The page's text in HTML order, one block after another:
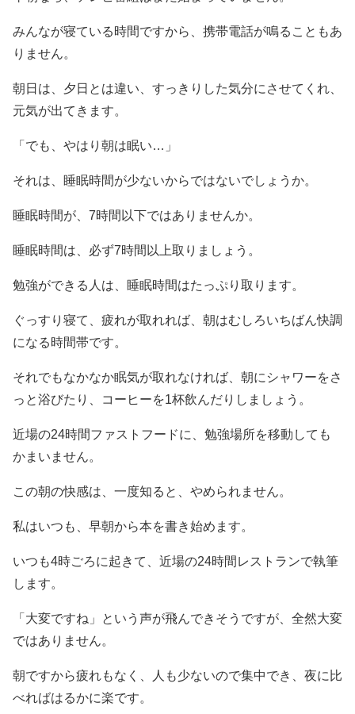
みんなが寝ている時間ですから、携帯電話が鳴ることもあ
りません。
朝日は、夕日とは違い、すっきりした気分にさせてくれ、
元気が出てきます。
「でも、やはり朝は眠い…」
それは、睡眠時間が少ないからではないでしょうか。
睡眠時間が、7時間以下ではありませんか。
睡眠時間は、必ず7時間以上取りましょう。
勉強ができる人は、睡眠時間はたっぷり取ります。
ぐっすり寝て、疲れが取れれば、朝はむしろいちばん快調
になる時間帯です。
それでもなかなか眠気が取れなければ、朝にシャワーをさ
っと浴びたり、コーヒーを1杯飲んだりしましょう。
近場の24時間ファストフードに、勉強場所を移動しても
かまいません。
この朝の快感は、一度知ると、やめられません。
私はいつも、早朝から本を書き始めます。
いつも4時ごろに起きて、近場の24時間レストランで執筆
します。
「大変ですね」という声が飛んできそうですが、全然大変
ではありません。
朝ですから疲れもなく、人も少ないので集中でき、夜に比
べればはるかに楽です。